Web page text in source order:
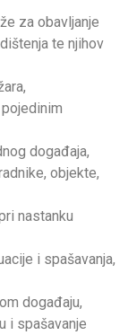
za obavljanje
te njihov
događaja,
objekte,
nastanku
i spašavanja,
događaju,
i spašavanje